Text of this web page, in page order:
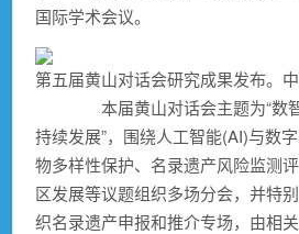
国际学术会议。
第五届黄山对话会研究成果发布。
本届黄山对话会主题为“数
持续发展”，围绕人工智能(AI)与数
物多样性保护、名录遗产风险监测
区发展等议题组织多场分会，并特
织名录遗产申报和推介专场，由相